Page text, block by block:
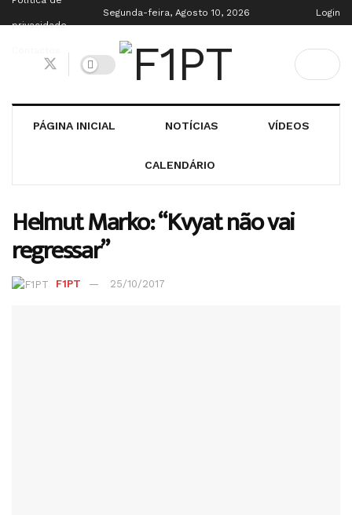
privacidade
Segunda-feira, Agosto 10, 2026 Login
PÁGINA INICIAL NOTÍCIAS VÍDEOS
CALENDÁRIO
Helmut Marko: “Kvyat não vai
regressar”
F1PT 25/10/2017